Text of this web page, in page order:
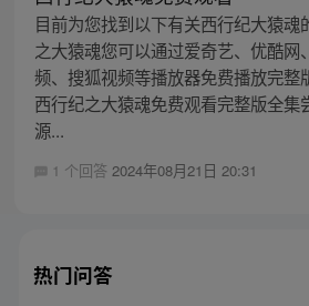
目前为您找到以下有关西行纪大猿魂
之大猿魂您可以通过爱奇艺、优酷网
频、搜狐视频等播放器免费播放完整
西行纪之大猿魂免费观看完整版全集
源...
1 个回答 2024年08月21日 20:31
热门问答